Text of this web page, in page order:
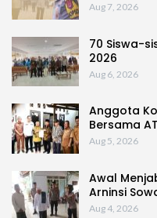
Aug 7, 2026
70 Siswa-
2026
Aug 6, 2026
Anggota
Bersama
Aug 5, 2026
Awal
Arninsi
Aug 4, 2026